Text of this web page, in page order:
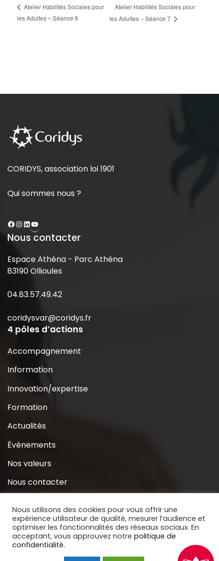
Atelier Habilités Sociales pour
les Adultes – Séance 6
Atelier Habilités Sociales pour
les Adultes – Séance 7
CORIDYS, association loi 1901
Qui sommes nous ?
Nous contacter
Espace Athéna - Parc Athéna
83190 Ollioules
04.83.57.49.42
coridysvar@coridys.fr
4 pôles d’actions
Accompagnement
Information
Innovation/expertise
Formation
Actualités
Évènements
Nos valeurs
Nous contacter
S’inscrire à la Newsletter
Nous soutenir
Nous utilisons des cookies pour vous offrir une
expérience utilisateur de qualité, mesurer l’audience et
optimiser les fonctionnalités des réseaux sociaux. En
acceptant, vous approuvez notre politique de
confidentialité.